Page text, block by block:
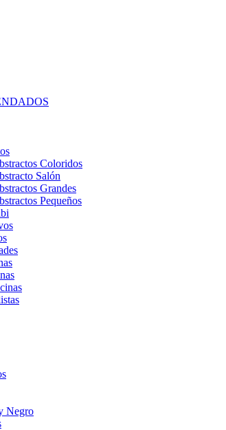
Coloridos
Salón
Grandes
Pequeños
Negro